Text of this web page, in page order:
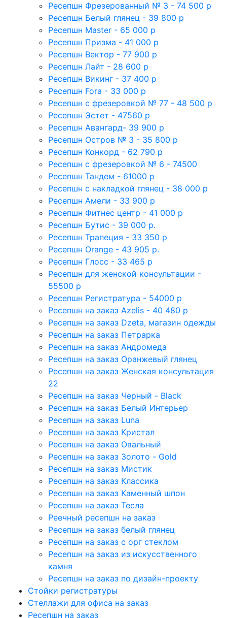
Ресепшн Фрезерованный № 3 - 74 500 р
Ресепшн Белый глянец - 39 800 р
Ресепшн Master - 65 000 р
Ресепшн Призма - 41 000 р
Ресепшн Вектор - 77 900 р
Ресепшн Лайт - 28 600 р
Ресепшн Викинг - 37 400 р
Ресепшн Fora - 33 000 р
Ресепшн с фрезеровкой № 77 - 48 500 р
Ресепшн Эстет - 47560 р
Ресепшн Авангард- 39 900 р
Ресепшн Остров № 3 - 35 800 р
Ресепшн Конкорд - 62 790 р
Ресепшн с фрезеровкой № 6 - 74500
Ресепшн Тандем - 61000 р
Ресепшн с накладкой глянец - 38 000 р
Ресепшн Амели - 33 900 р
Ресепшн Фитнес центр - 41 000 р
Ресепшн Бутис - 39 000 р.
Ресепшн Трапеция - 33 350 р
Ресепшн Orange - 43 905 р.
Ресепшн Глосс - 33 465 р
Ресепшн для женской консультации -
55500 р
Ресепшн Регистратура - 54000 р
Ресепшн на заказ Azelis - 40 480 р
Ресепшн на заказ Dzeta, магазин одежды
Ресепшн на заказ Петрарка
Ресепшн на заказ Андромеда
Ресепшн на заказ Оранжевый глянец
Ресепшн на заказ Женская консультация
22
Ресепшн на заказ Черный - Black
Ресепшн на заказ Белый Интерьер
Ресепшн на заказ Luna
Ресепшн на заказ Кристал
Ресепшн на заказ Овальный
Ресепшн на заказ Золото - Gold
Ресепшн на заказ Мистик
Ресепшн на заказ Классика
Ресепшн на заказ Каменный шпон
Ресепшн на заказ Тесла
Реечный ресепшн на заказ
Ресепшн на заказ белый глянец
Ресепшн на заказ с орг стеклом
Ресепшн на заказ из искусственного
камня
Ресепшн на заказ по дизайн-проекту
Стойки регистратуры
Стеллажи для офиса на заказ
Ресепшн на заказ